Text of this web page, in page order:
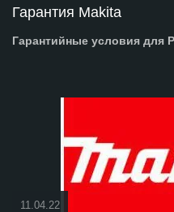
Гарантия Makita
Гарантийные условия для
11.04.22